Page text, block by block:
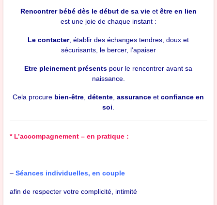
Rencontrer bébé dès le début de sa vie et être en lien
est une joie de chaque instant :
Le contacter, établir des échanges tendres, doux et
sécurisants, le bercer, l’apaiser
Etre pleinement présents pour le rencontrer avant sa
naissance.
Cela procure bien-être ,détente ,assurance etconfiance en
soi
* L’accompagnement – en pratique :
– Séances individuelles, en couple
afin de respecter votre complicité, intimité